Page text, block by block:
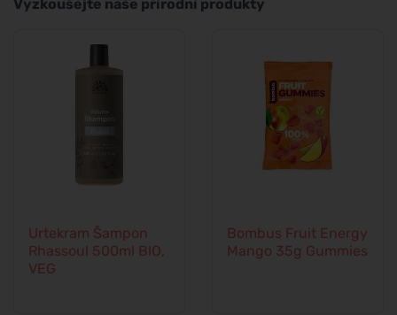
Vyzkoušejte naše přírodní produkty
Urtekram Šampon
Rhassoul 500ml BIO,
VEG
Bombus Fruit Energy
Mango 35g Gummies